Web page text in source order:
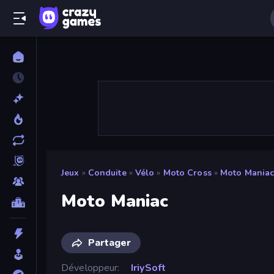
Jeux » Conduite » Vélo » Moto Cross » Moto Maniac
Moto Maniac
Partager
Développeur
IriySoft